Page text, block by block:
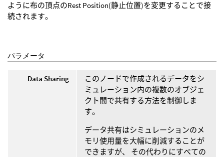
ように布の頂点のRest Position(静止位置)を変更することで接
続されます。
パラメータ
Data Sharing
このノードで作成されるデータをシ
ミュレーション内の複数のオブジェ
クト間で共有する方法を制御しま
す。
データ共有はシミュレーションのメ
モリ使用量を大幅に削減することが
できますが、 その代わりにすべての